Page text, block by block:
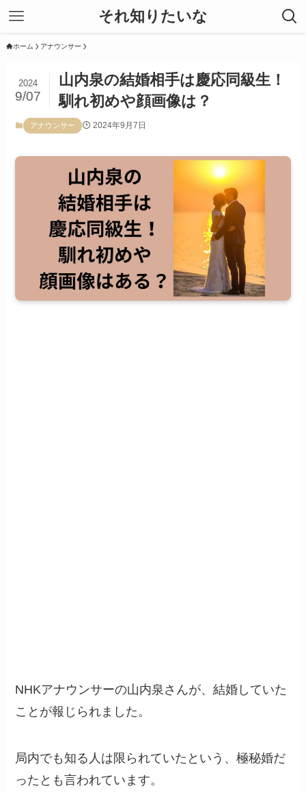
それ知りたいな
ホーム アナウンサー
山内泉の結婚相手は慶応同級生！
馴れ初めや顔画像は？
2024
9/07
アナウンサー 2024年9月7日
NHKアナウンサーの山内泉さんが、結婚していた
ことが報じられました。
局内でも知る人は限られていたという、極秘婚だ
ったとも言われています。